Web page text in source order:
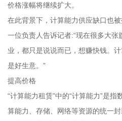
价格涨幅将继续扩大。
在此背景下，计算能力供应缺口也
一位负责人告诉记者:“现在很多大
业，都只是说说而已，想赚快钱。
是好生意。”
提高价格
“计算能力租赁”中的“计算能力”是指
算能力、存储、网络等资源的统一